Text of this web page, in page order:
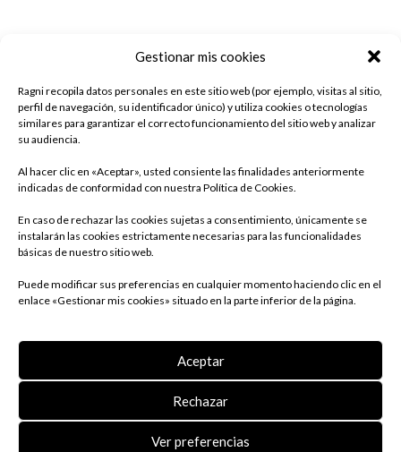
Gestionar mis cookies
Ragni recopila datos personales en este sitio web (por ejemplo, visitas al sitio,
perfil de navegación, su identificador único) y utiliza cookies o tecnologías
similares para garantizar el correcto funcionamiento del sitio web y analizar
su audiencia.
Al hacer clic en «Aceptar», usted consiente las finalidades anteriormente
indicadas de conformidad con nuestra Política de Cookies.
En caso de rechazar las cookies sujetas a consentimiento, únicamente se
instalarán las cookies estrictamente necesarias para las funcionalidades
básicas de nuestro sitio web.
Puede modificar sus preferencias en cualquier momento haciendo clic en el
enlace «Gestionar mis cookies» situado en la parte inferior de la página.
Aceptar
Rechazar
Ver preferencias
BENTO